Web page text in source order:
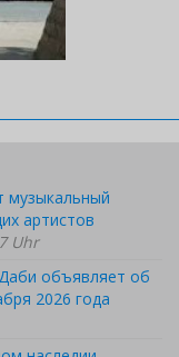
музыкальный
артистов
Uhr
объявляет об
2026 года